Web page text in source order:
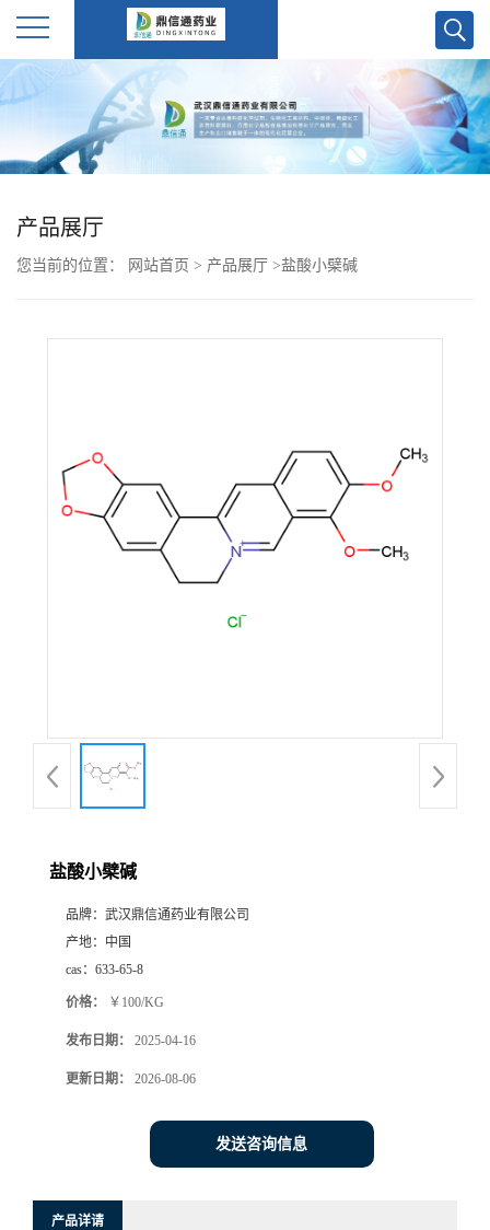
公
产
产品展厅
您当前的位置： 网站首页 > 产品展厅 >盐酸小檗碱
盐酸小檗碱
品牌： 武汉鼎信通药业有限公司
产地： 中国
cas： 633-65-8
价格： ￥100/KG
发布日期： 2025-04-16
更新日期： 2026-08-06
发送咨询信息
产品详请